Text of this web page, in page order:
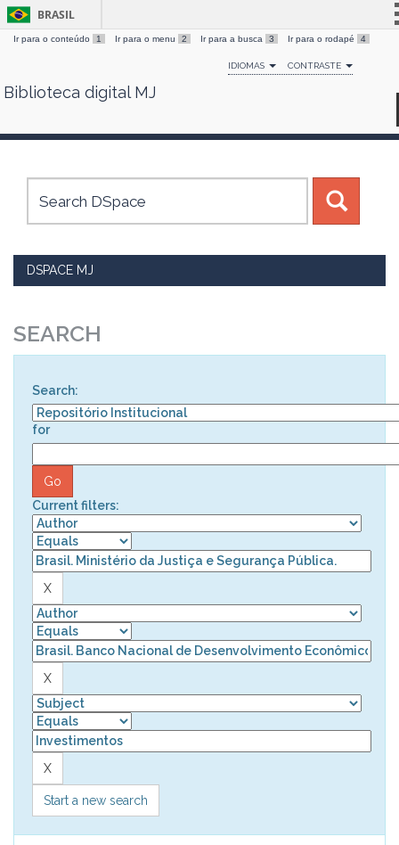
Skip
BRASIL
Simplifique!
Comunica BR
Canais
Ir para o conteúdo 1 Ir para o menu 2 Ir para a busca 3 Ir para o rodapé 4
IDIOMAS CONTRASTE
Biblioteca digital MJ
DSPACE MJ
SEARCH
Search:
for
Current filters:
Start a new search